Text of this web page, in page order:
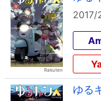
2017/
ゆる